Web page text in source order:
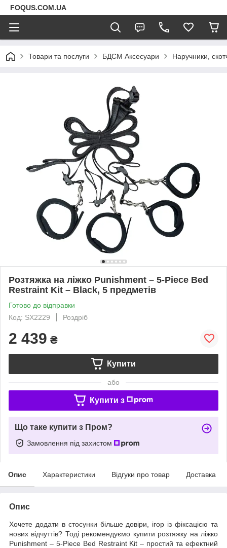
FOQUS.COM.UA
Товари та послуги БДСМ Аксесуари Наручники,
Розтяжка на ліжко Punishment – 5-Piece Bed
Restraint Kit – Black, 5 предметів
Готово до відправки
Код: SX2229
Роздріб
2 439 ₴
Купити
або
Купити з
Що таке купити з Пром?
Замовлення під захистом
Опис Характеристики Відгуки про товар Доставка
Опис
Хочете додати в стосунки більше довіри, ігор із фіксацією та
нових відчуттів? Тоді рекомендуємо купити розтяжку на ліжко
Punishment – 5-Piece Bed Restraint Kit – простий та ефектний